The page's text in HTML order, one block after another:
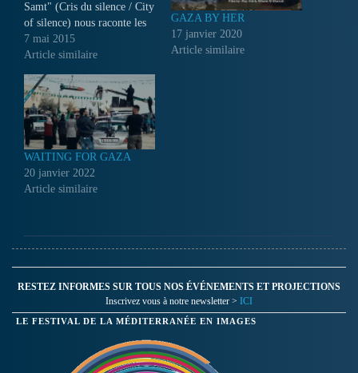
Samt" (Cris du silence / City
of silence) nous raconte les
rêves des enfants de Gaza,
écrasés et perdus à cause des
un réalisateur palestinien, né
à Gaza en 1955. Il a suivi
des…
7 mai 2015
Article similaire
GAZA BY HER
17 janvier 2020
Article similaire
WAITING FOR GAZA
20 janvier 2022
Article similaire
RESTEZ INFORMES SUR TOUS NOS ÉVÉNEMENTS ET PROJECTIONS
Inscrivez vous à notre newsletter > ICI
LE FESTIVAL DE LA MÉDITERRANÉE EN IMAGES